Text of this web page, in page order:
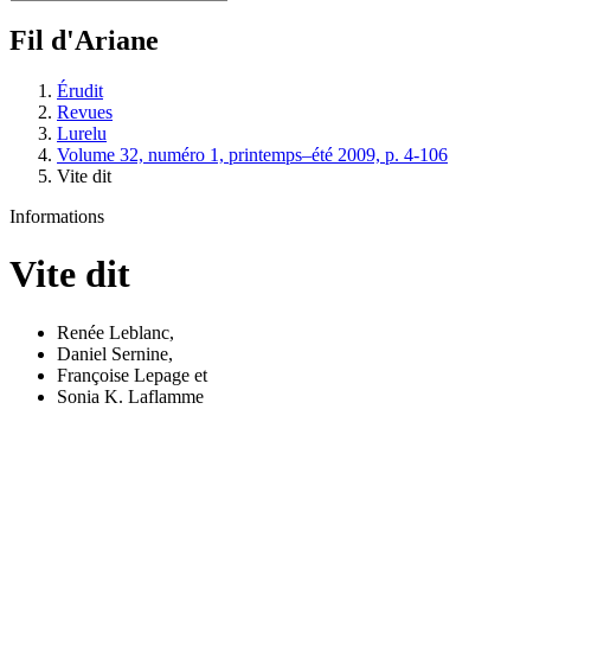
Fil d'Ariane
Érudit
Revues
Lurelu
Volume 32, numéro 1, printemps–été 2009, p. 4-106
Vite dit
Informations
Vite dit
Renée Leblanc,
Daniel Sernine,
Françoise Lepage et
Sonia K. Laflamme